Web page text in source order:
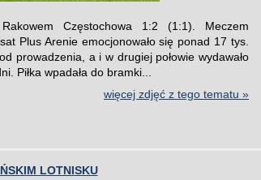
Częstochowa 1:2 (1:1). Meczem
Plus Arenie emocjonowało się ponad 17 tys.
prowadzenia, a i w drugiej połowie wydawało
Piłka wpadała do bramki...
więcej zdjęć z tego tematu »
LOTNISKU